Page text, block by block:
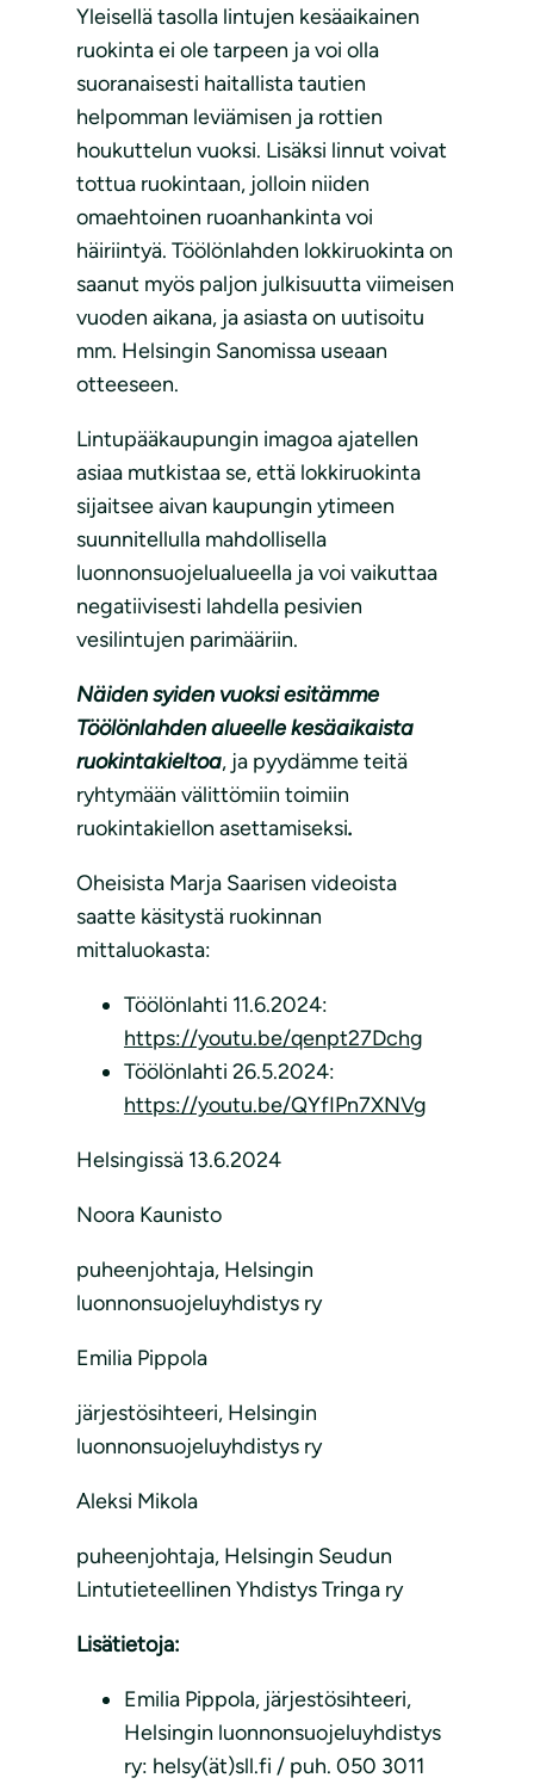
Yleisellä tasolla lintujen kesäaikainen
ruokinta ei ole tarpeen ja voi olla
suoranaisesti haitallista tautien
helpomman leviämisen ja rottien
houkuttelun vuoksi. Lisäksi linnut voivat
tottua ruokintaan, jolloin niiden
omaehtoinen ruoanhankinta voi
häiriintyä. Töölönlahden lokkiruokinta on
saanut myös paljon julkisuutta viimeisen
vuoden aikana, ja asiasta on uutisoitu
mm. Helsingin Sanomissa useaan
otteeseen.
Lintupääkaupungin imagoa ajatellen
asiaa mutkistaa se, että lokkiruokinta
sijaitsee aivan kaupungin ytimeen
suunnitellulla mahdollisella
luonnonsuojelualueella ja voi vaikuttaa
negatiivisesti lahdella pesivien
vesilintujen parimääriin.
Näiden syiden vuoksi esitämme
Töölönlahden alueelle kesäaikaista
ruokintakieltoa, ja pyydämme teitä
ryhtymään välittömiin toimiin
ruokintakiellon asettamiseksi.
Oheisista Marja Saarisen videoista
saatte käsitystä ruokinnan
mittaluokasta:
Töölönlahti 11.6.2024:
https://youtu.be/qenpt27Dchg
Töölönlahti 26.5.2024:
https://youtu.be/QYfIPn7XNVg
Helsingissä 13.6.2024
Noora Kaunisto
puheenjohtaja, Helsingin
luonnonsuojeluyhdistys ry
Emilia Pippola
järjestösihteeri, Helsingin
luonnonsuojeluyhdistys ry
Aleksi Mikola
puheenjohtaja, Helsingin Seudun
Lintutieteellinen Yhdistys Tringa ry
Lisätietoja:
Emilia Pippola, järjestösihteeri,
Helsingin luonnonsuojeluyhdistys
ry: helsy(ät)sll.fi / puh. 050 3011